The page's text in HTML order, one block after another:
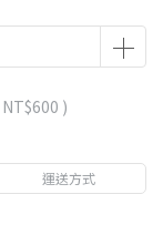
NT$600 )
運送方式